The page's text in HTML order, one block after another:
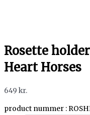
Rosette
Heart Horses
649 kr.
product nummer :